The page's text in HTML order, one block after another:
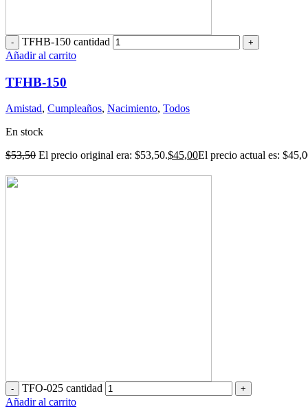
TFHB-150 cantidad
Añadir al carrito
TFHB-150
Amistad, Cumpleaños, Nacimiento, Todos
En stock
$53,50 El precio original era: $53,50.$45,00El precio actual es:
TFO-025 cantidad
Añadir al carrito